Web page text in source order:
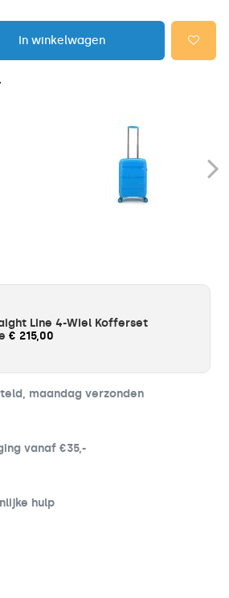
In winkelwagen
Line 4-Wiel Kofferset
€ 215,00
maandag verzonden
vanaf €35,-
hulp